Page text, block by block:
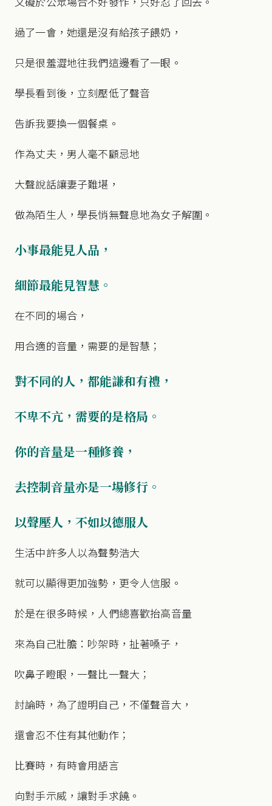
過了一會，她還是沒有給孩子餵奶，
只是很羞澀地往我們這邊看了一眼。
學長看到後，立刻壓低了聲音
告訴我要換一個餐桌。
作為丈夫，男人毫不顧忌地
大聲說話讓妻子難堪，
做為陌生人，學長悄無聲息地為女子解圍。
小事最能見人品，
細節最能見智慧。
在不同的場合，
用合適的音量，需要的是智慧；
對不同的人，都能謙和有禮，
不卑不亢，需要的是格局。
你的音量是一種修養，
去控制音量亦是一場修行。
以聲壓人，不如以德服人
生活中許多人以為聲勢浩大
就可以顯得更加強勢，更令人信服。
於是在很多時候，人們總喜歡抬高音量
來為自己壯膽：吵架時，扯著嗓子，
吹鼻子瞪眼，一聲比一聲大；
討論時，為了證明自己，不僅聲音大，
還會忍不住有其他動作；
比賽時，有時會用語言
向對手示威，讓對手求饒。